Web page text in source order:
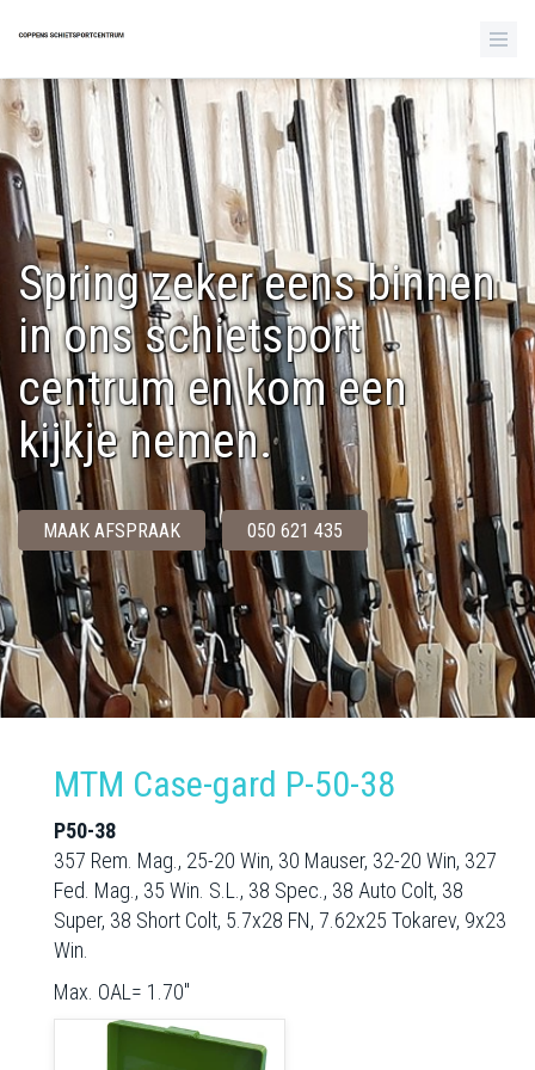
Spring zeker eens binnen
in ons schietsport
centrum en kom een
kijkje nemen.
MAAK AFSPRAAK 050 621 435
MTM Case-gard P-50-38
P50-38
357 Rem. Mag., 25-20 Win, 30 Mauser, 32-20 Win, 327
Fed. Mag., 35 Win. S.L., 38 Spec., 38 Auto Colt, 38
Super, 38 Short Colt, 5.7x28 FN, 7.62x25 Tokarev, 9x23
Win.
Max. OAL= 1.70"